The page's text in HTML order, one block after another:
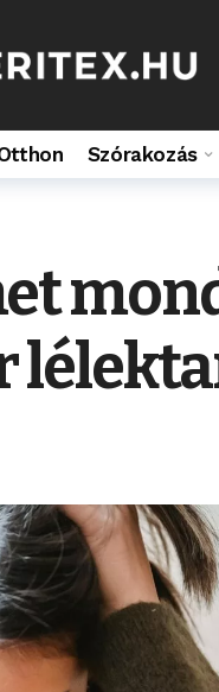
Szórakozás